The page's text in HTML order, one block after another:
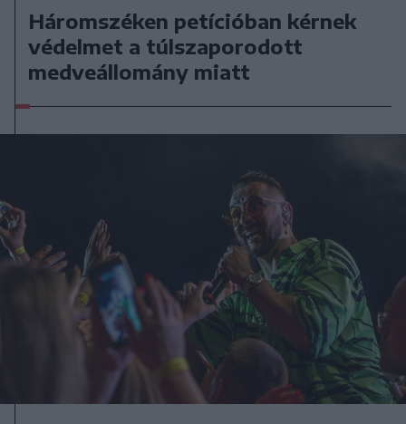
Háromszéken petícióban kérnek
védelmet a túlszaporodott
medveállomány miatt